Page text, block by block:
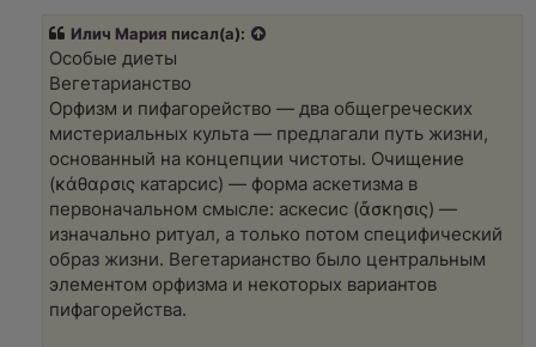
Илич Мария писал(а):
Особые диеты
Вегетарианство
Орфизм и пифагорейство — два общегреческих
мистериальных культа — предлагали путь жизни,
основанный на концепции чистоты. Очищение
(κάθαρσις катарсис) — форма аскетизма в
первоначальном смысле: аскесис (ἄσκησις) —
изначально ритуал, а только потом специфический
образ жизни. Вегетарианство было центральным
элементом орфизма и некоторых вариантов
пифагорейства.